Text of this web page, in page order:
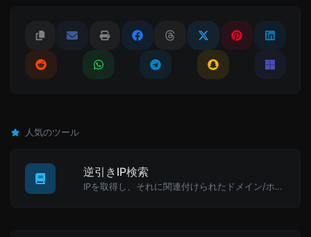
人気のツール
逆引きIP検索
IPを取得し、それに関連付けられたドメイン/ホストを探してみてください。